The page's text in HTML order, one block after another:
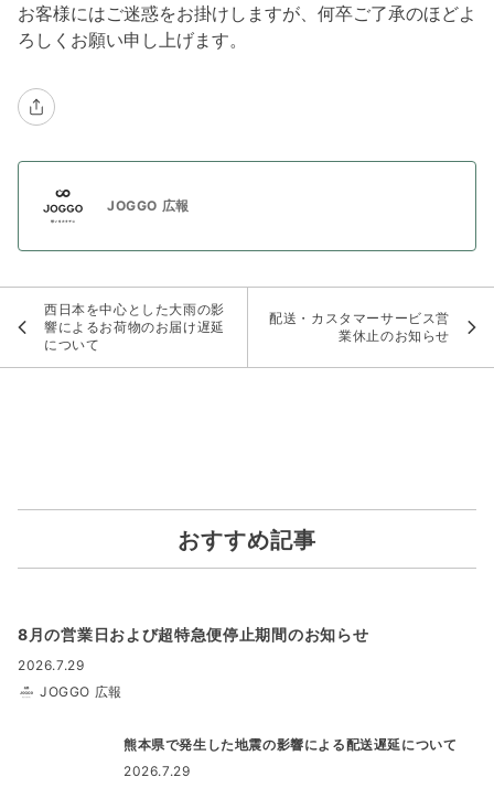
お客様にはご迷惑をお掛けしますが、何卒ご了承のほどよ
ろしくお願い申し上げます。
JOGGO 広報
西日本を中心とした大雨の影
響によるお荷物のお届け遅延
について
配送・カスタマーサービス営
業休止のお知らせ
おすすめ記事
8月の営業日および超特急便停止期間のお知らせ
2026.7.29
JOGGO 広報
熊本県で発生した地震の影響による配送遅延について
2026.7.29